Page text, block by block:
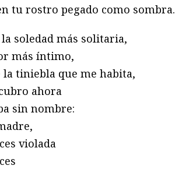
tu rostro pegado como sombra.
la soledad más solitaria,
más íntimo,
la tiniebla que me habita,
ahora
sin nombre:
violada